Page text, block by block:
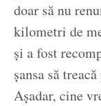
doar să nu
kilometri de
și a fost
șansa să
Așadar, cine